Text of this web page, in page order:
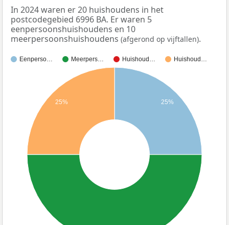
In 2024 waren er 20 huishoudens in het
postcodegebied 6996 BA. Er waren 5
eenpersoonshuishoudens en 10
meerpersoonshuishoudens (afgerond op vijftallen).
Eenperso… Meerpers… Huishoud… Huishoud…
25%
25%